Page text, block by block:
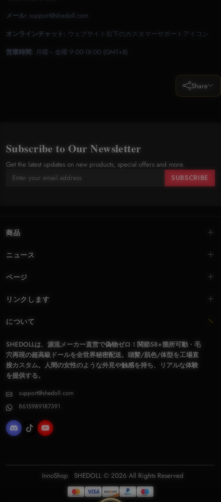
メール: support@shedoll.com
オンラインチャット: ウェブサイト右下のカスタマーサポートアイコン
営業時間: 月曜～金曜 9:00-18:00 (GMT+8)
Share
Subscribe to Our Newsletter
Get the latest updates on new products, special offers and more.
SUBSCRIBE
商品
ニュース
ページ
リンクします
について
SHEDOLLは、源流メーカー直営で偽物ゼロ！関節58+箇所可動・毛
穴再現の超高級ドールを全世界秘密配送。頭髪/肌色/体型を工場直
接カスタム。人間の女性のような外見や触感を持ち、リアルな体験
を提供する。
support@shedoll.com
8615989187391
InnoShop SHEDOLL© 2026 All Rights Reserved